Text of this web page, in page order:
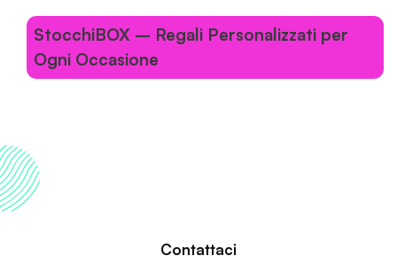
StocchiBOX – Regali Personalizzati per